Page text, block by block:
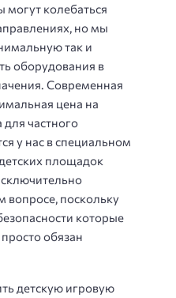
колебаться
но мы
так и
оборудования в
Современная
цена на
частного
у нас в специальном
площадок
вопросе, поскольку
которые
обязан
детскую игровую